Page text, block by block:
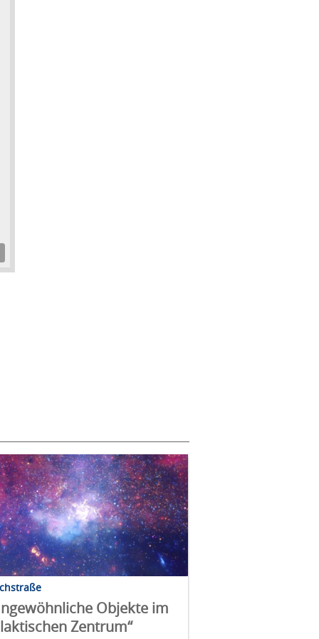
Objekte im
Zentrum“